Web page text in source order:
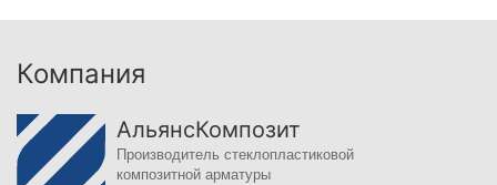
Компания
АльянсКомпозит
Производитель стеклопластиковой
композитной арматуры